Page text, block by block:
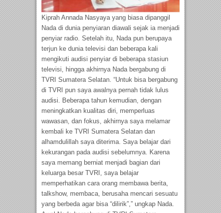
Kiprah Annada Nasyaya yang biasa dipanggil
Nada di dunia penyiaran diawali sejak ia menjadi
penyiar radio. Setelah itu, Nada pun berupaya
terjun ke dunia televisi dan beberapa kali
mengikuti audisi penyiar di beberapa stasiun
televisi, hingga akhirnya Nada bergabung di
TVRI Sumatera Selatan. “Untuk bisa bergabung
di TVRI pun saya awalnya pernah tidak lulus
audisi. Beberapa tahun kemudian, dengan
meningkatkan kualitas diri, memperluas
wawasan, dan fokus, akhirnya saya melamar
kembali ke TVRI Sumatera Selatan dan
alhamdulillah saya diterima. Saya belajar dari
kekurangan pada audisi sebelumnya. Karena
saya memang berniat menjadi bagian dari
keluarga besar TVRI, saya belajar
memperhatikan cara orang membawa berita,
talkshow, membaca, berusaha mencari sesuatu
yang berbeda agar bisa “dilirik”,” ungkap Nada.